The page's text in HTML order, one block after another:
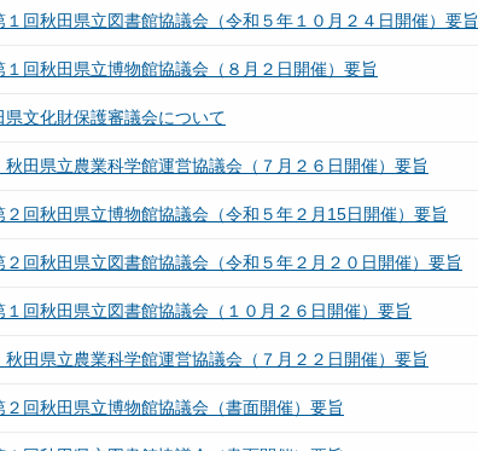
１回秋田県立図書館協議会（令和５年１０月２４日開催）要旨
１回秋田県立博物館協議会（８月２日開催）要旨
県文化財保護審議会について
田県立農業科学館運営協議会（７月２６日開催）要旨
２回秋田県立博物館協議会（令和５年２月15日開催）要旨
２回秋田県立図書館協議会（令和５年２月２０日開催）要旨
１回秋田県立図書館協議会（１０月２６日開催）要旨
田県立農業科学館運営協議会（７月２２日開催）要旨
２回秋田県立博物館協議会（書面開催）要旨